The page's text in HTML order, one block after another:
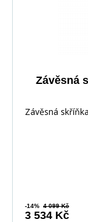
Závěsná
Závěsná
-14% 4 099 Kč
3 534 Kč